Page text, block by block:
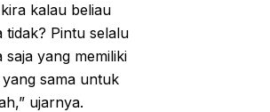
kalau beliau
Pintu selalu
yang memiliki
sama untuk
ujarnya.